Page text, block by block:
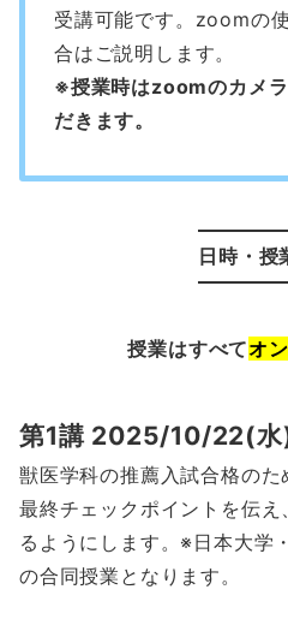
受講可能です。zoomの
合はご説明します。
※授業時はzoomのカメ
だきます。
日時・授
授業はすべてオ
第1講 2025/10/22(
獣医学科の推薦入試合格の
最終チェックポイントを伝
るようにします。※日本大学
の合同授業となります。